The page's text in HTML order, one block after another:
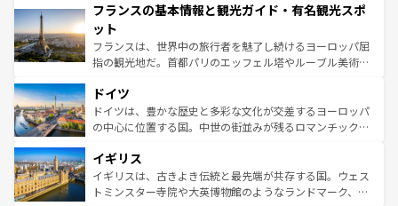
ませてくれるイタリアで、忘れられない旅をしてみよう！
なお、新着のイタリア情報は
しい。
文化が根付くこの国では、情熱的なフラメンコ、熱気あふ
れる闘牛、そして美味しいタパスが生活の一部となってい
る。首都マドリードの洗練された雰囲気や、バルセロナの
アートに溢れた街角から、地方では古代ローマ遺跡や中世
せる。地方によって風土や気候が異なるスペインはその個
性で訪れる人を魅了する。 なお、新着のスペイン情報は コ
ンテンツ一覧を参照してほしい。
フランスの基本情報と観光ガイド・有名観光スポ
ット
フランスは、世界中の旅行者を魅了し続けるヨーロッパ屈
指の観光地だ。首都パリのエッフェル塔やルーブル美術館
で、幅広い魅力が詰まっている。華麗な宮殿、歴史的な大
聖堂、美しいビーチ、そして豊かな自然が、訪れる者を心
から魅了する。また、フランスは美食の国としても知ら
いる。シャンパンの発祥地であるランス、プロヴァンスの
香り高いラベンダー畑など、多彩な楽しみ方が可能だ。さ
らに、パリ以外の地域にも魅力が溢れており、どの街角に
ドイツ
ドイツは、豊かな歴史と多彩な文化が交差するヨーロッパ
の中心に位置する国。中世の街並みが残るロマンチック街
顔を持つこの国は、どこを歩いても飽きることがない。ベ
ルリンの文化的活気、バイエルン州のアルプスの絶景、そ
してライン川沿いのワイン畑といった風景は必見。ビール
イギリス
イギリスは、古きよき伝統と最先端が共存する国。ウェス
トミンスター寺院や大英博物館のようなランドマーク、歴